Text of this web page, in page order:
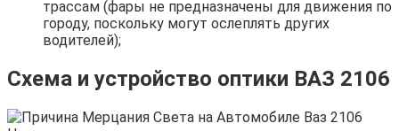
трассам (фары не предназначены для движения по
городу, поскольку могут ослеплять других
водителей);
Схема и устройство оптики ВАЗ 2106